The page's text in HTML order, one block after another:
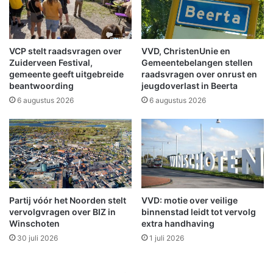
d
i
s
c
h
n
o
o
g
e
v
a
l
i
n
B
l
a
n
D
e
N
a
t
i
o
a
l
e
V
o
o
r
l
e
e
VCP stelt raadsvragen over
Zuiderveen Festival,
gemeente geeft uitgebreide
beantwoording
6 augustus 2026
VVD, ChristenUnie en
Gemeentebelangen stellen
raadsvragen over onrust en
jeugdoverlast in Beerta
6 augustus 2026
Partij vóór het Noorden stelt
vervolgvragen over BIZ in
Winschoten
30 juli 2026
VVD: motie over veilige
binnenstad leidt tot vervolg
extra handhaving
1 juli 2026